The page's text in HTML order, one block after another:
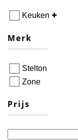
Keuken
Merk
Stelton
Zone
Prijs